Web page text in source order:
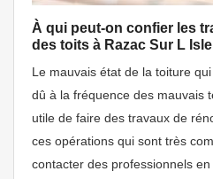
À qui peut-on confier les
des toits à Razac Sur L
Le mauvais état de la toiture
dû à la fréquence des mauvais
utile de faire des travaux de
ces opérations qui sont très
contacter des professionnels